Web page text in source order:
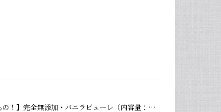
【バニラペーストよりワンランク上の天然の香り】【揮発成分が無いため加熱しても香りが揮発しない優れもの！】完全無添加・バニラピューレ（内容量：中サイズ 200 g）